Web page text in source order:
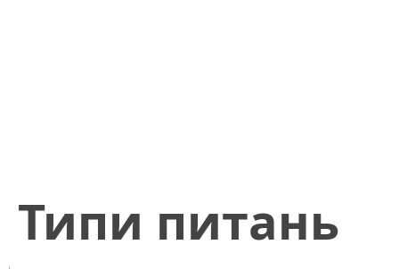
​Типи питань